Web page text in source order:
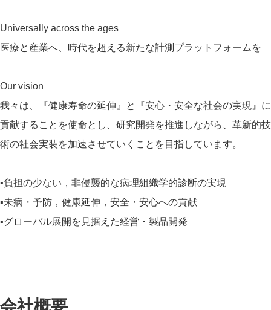
Universally across the ages
医療と産業へ、時代を超える新たな計測プラットフォームを
Our vision
我々は、『健康寿命の延伸』と『安心・安全な社会の実現』に
貢献することを使命とし、研究開発を推進しながら、革新的技
術の社会実装を加速させていくことを目指しています。
▪負担の少ない，非侵襲的な病理組織学的診断の実現
▪未病・予防，健康延伸，安全・安心への貢献
▪グローバル展開を見据えた経営・製品開発
会社概要